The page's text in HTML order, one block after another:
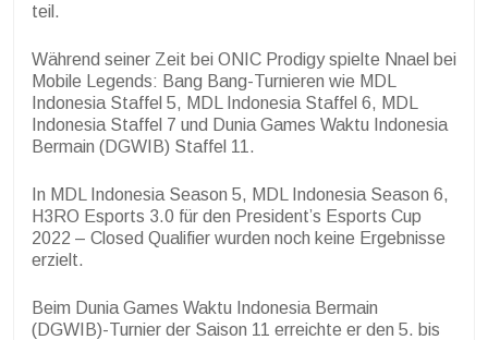
teil.
Während seiner Zeit bei ONIC Prodigy spielte Nnael bei
Mobile Legends: Bang Bang-Turnieren wie MDL
Indonesia Staffel 5, MDL Indonesia Staffel 6, MDL
Indonesia Staffel 7 und Dunia Games Waktu Indonesia
Bermain (DGWIB) Staffel 11.
In MDL Indonesia Season 5, MDL Indonesia Season 6,
H3RO Esports 3.0 für den President’s Esports Cup
2022 – Closed Qualifier wurden noch keine Ergebnisse
erzielt.
Beim Dunia Games Waktu Indonesia Bermain
(DGWIB)-Turnier der Saison 11 erreichte er den 5. bis